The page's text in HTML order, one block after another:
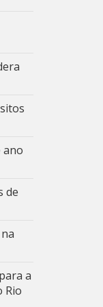
ano
de
a
Rio